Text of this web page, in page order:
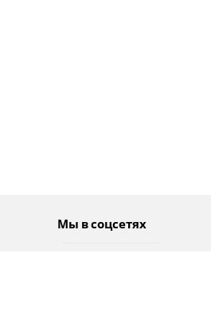
Мы в соцсетях